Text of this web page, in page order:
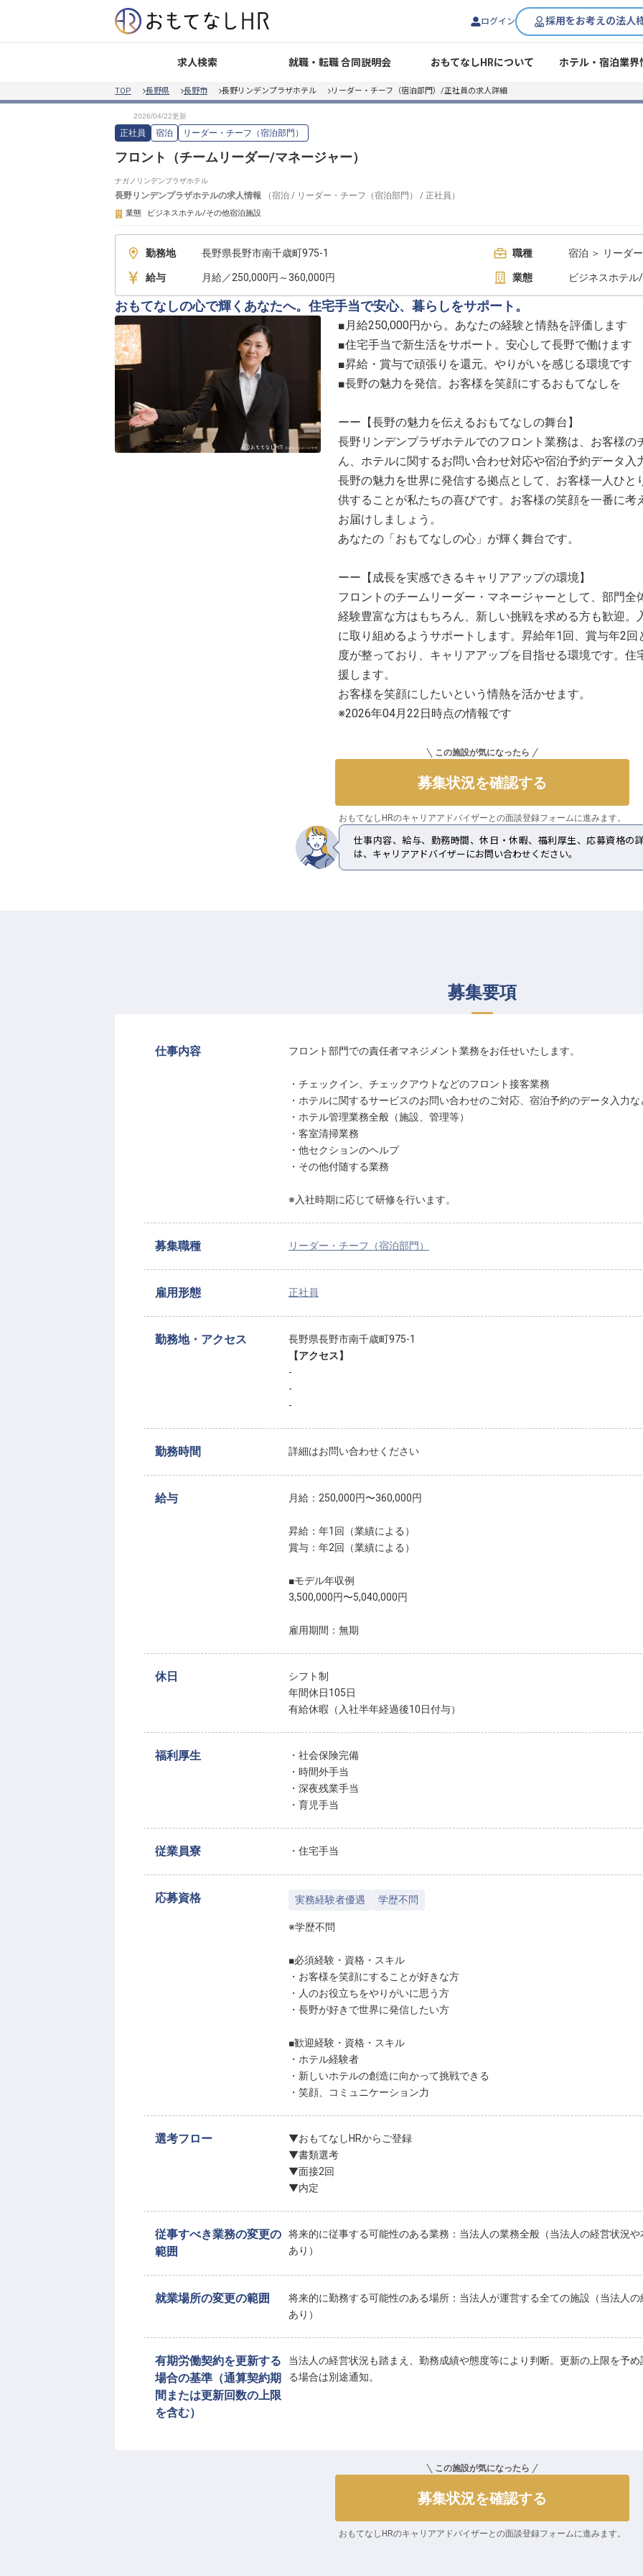
ログイン 採用をお考えの法人
求人検索 就職・転職 合同説明会 おもてなしHRについて ホテル・宿泊業界
TOP 長野県 長野市 長野リンデンプラザホテル リーダー・チーフ（宿泊部門）/正社員の求人詳細
正社員 宿泊 リーダー・チーフ（宿泊部門）
フロント（チームリーダー/マネージャー）
ナガノリンデンプラザホテル
長野リンデンプラザホテルの求人情報 （宿泊 / リーダー・チーフ（宿泊部門） / 正社員 ）
業態 ビジネスホテル/その他宿泊施設
勤務地 長野県長野市南千歳町975-1 職種 宿泊 ＞ リーダ
給与 月給／250,000円～360,000円 業態 ビジネスホテ
おもてなしの心で輝くあなたへ。住宅手当で安心、暮らしをサポート。
■月給250,000円から。あなたの経験と情熱を評価します
■住宅手当で新生活をサポート。安心して長野で働けます
■昇給・賞与で頑張りを還元。やりがいを感じる環境です
■長野の魅力を発信。お客様を笑顔にするおもてなしを
ーー【長野の魅力を伝えるおもてなしの舞台】
長野リンデンプラザホテルでのフロント業務は、お客様
ん、ホテルに関するお問い合わせ対応や宿泊予約データ入
長野の魅力を世界に発信する拠点として、お客様一人ひ
供することが私たちの喜びです。お客様の笑顔を一番に
お届けしましょう。
あなたの「おもてなしの心」が輝く舞台です。
ーー【成長を実感できるキャリアアップの環境】
フロントのチームリーダー・マネージャーとして、部門
経験豊富な方はもちろん、新しい挑戦を求める方も歓迎
に取り組めるようサポートします。昇給年1回、賞与年2
度が整っており、キャリアアップを目指せる環境です。
援します。
お客様を笑顔にしたいという情熱を活かせます。
※2026年04月22日時点の情報です
この施設が気になったら
募集状況を確認する
おもてなしHRのキャリアアドバイザーとの面談登録フォームに進みます。
仕事内容、給与、勤務時間、休日・休暇、福利厚生、応募資格の
は、キャリアアドバイザーにお問い合わせください。
募集要項
仕事内容 フロント部門での責任者マネジメント業務をお任せいたします。
・チェックイン、チェックアウトなどのフロント接客業務
・ホテルに関するサービスのお問い合わせのご対応、宿泊予約のデータ入力な
・ホテル管理業務全般（施設、管理等）
・客室清掃業務
・他セクションのヘルプ
・その他付随する業務
※入社時期に応じて研修を行います。
募集職種 リーダー・チーフ（宿泊部門）
雇用形態 正社員
勤務地・アクセス
長野県長野市南千歳町975-1
【アクセス】
-
-
-
勤務時間 詳細はお問い合わせください
給与 月給：250,000円〜360,000円
昇給：年1回（業績による）
賞与：年2回（業績による）
■モデル年収例
3,500,000円〜5,040,000円
雇用期間：無期
休日
シフト制
年間休日105日
有給休暇（入社半年経過後10日付与）
福利厚生
・社会保険完備
・時間外手当
・深夜残業手当
・育児手当
従業員寮 ・住宅手当
応募資格 実務経験者優遇 学歴不問
※学歴不問
■必須経験・資格・スキル
・お客様を笑顔にすることが好きな方
・人のお役立ちをやりがいに思う方
・長野が好きで世界に発信したい方
■歓迎経験・資格・スキル
・ホテル経験者
・新しいホテルの創造に向かって挑戦できる
・笑顔、コミュニケーション力
選考フロー
▼おもてなしHRからご登録
▼書類選考
▼面接2回
▼内定
従事すべき業務の変更の
範囲
将来的に従事する可能性のある業務：当法人の業務全般（当法人の経営状況
あり）
就業場所の変更の範囲
将来的に勤務する可能性のある場所：当法人が運営する全ての施設（当法人
あり）
有期労働契約を更新する
場合の基準（通算契約期
間または更新回数の上限
を含む）
当法人の経営状況も踏まえ、勤務成績や態度等により判断。更新の上限を予
る場合は別途通知。
この施設が気になったら
募集状況を確認する
おもてなしHRのキャリアアドバイザーとの面談登録フォームに進みます。